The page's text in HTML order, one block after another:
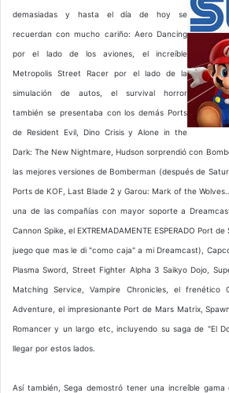
demasiadas y hasta el día de hoy se
recuerdan con mucho cariño: Aero Dancing
por el lado de los aviones, el increíble
Metropolis Street Racer por el lado de la
simulación de autos, el survival horror
también se presentaba con los demás Ports
de Resident Evil, Dino Crisis y Alone in the
Dark: The New Nightmare, Hudson sorprendió con
las mejores versiones de Bomberman (después de
Ports de KOF, Last Blade 2 y Garou: Mark of the
una de las compañías con mayor soporte a
Cannon Spike, el EXTREMADAMENTE ESPERADO Port
juego que mas le di "como caja" a mi Dreamcast),
Plasma Sword, Street Fighter Alpha 3 Saikyo Dojo,
Matching Service, Vampire Chronicles, el frenético
Adventure, el impresionante Port de Mars Matrix,
Romancer y un largo etc, incluyendo su saga de "El
llegar por estos lados.
Así también, Sega demostró tener una increíble